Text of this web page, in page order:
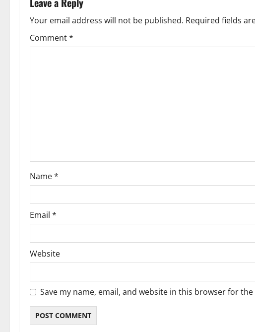
a
v
o
n
Your email address will not be published. Required fields
Comment*
Name*
Email *
Website
Save my name, email, and website in this browser for